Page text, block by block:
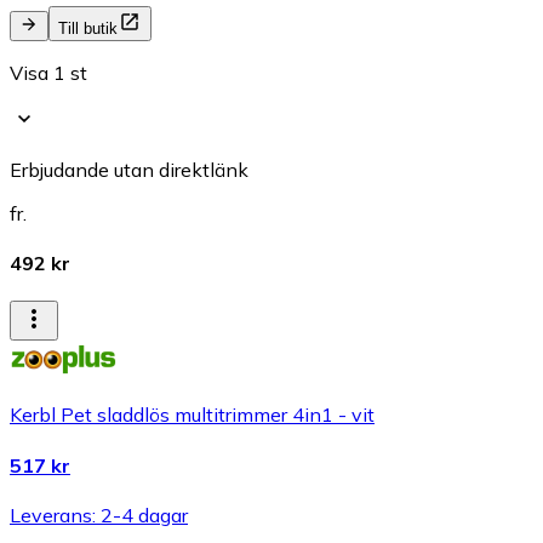
Till butik
Visa 1 st
Erbjudande utan direktlänk
fr.
492 kr
Kerbl Pet sladdlös multitrimmer 4in1 - vit
517 kr
Leverans: 2-4 dagar